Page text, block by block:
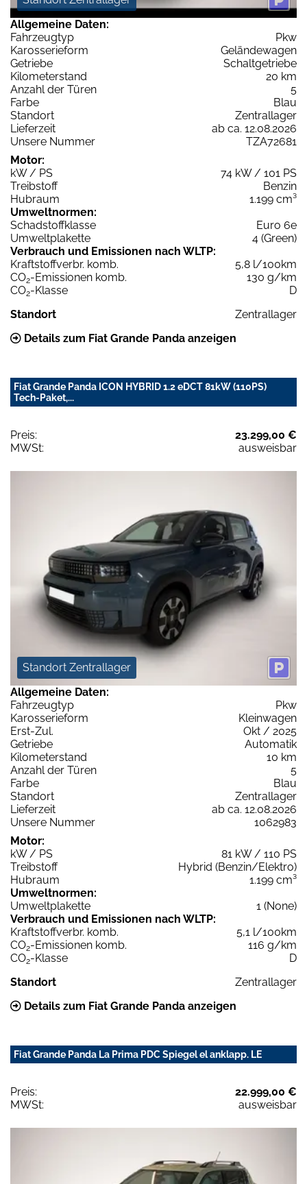
Allgemeine Daten:
Fahrzeugtyp
Pkw
Karosserieform
Geländewagen
Getriebe
Schaltgetriebe
Kilometerstand
20 km
Anzahl der Türen
5
Farbe
Blau
Standort
Zentrallager
Lieferzeit
ab ca. 12.08.2026
Unsere Nummer
TZA72681
Motor:
kW / PS
74 kW / 101 PS
Treibstoff
Benzin
Hubraum
1.199 cm³
Umweltnormen:
Schadstoffklasse
Euro 6e
Umweltplakette
4 (Green)
Verbrauch und Emissionen nach WLTP:
Kraftstoffverbr. komb.
5,8 l/100km
CO2-Emissionen komb.
130 g/km
CO2-Klasse
D
Standort
Zentrallager
Details zum Fiat Grande Panda anzeigen
Fiat Grande Panda ICON HYBRID 1.2 eDCT 81kW (110PS)
Tech-Paket,...
Preis:
23.299,00 €
MWSt:
ausweisbar
Standort Zentrallager
Allgemeine Daten:
Fahrzeugtyp
Pkw
Karosserieform
Kleinwagen
Erst-Zul.
Okt / 2025
Getriebe
Automatik
Kilometerstand
10 km
Anzahl der Türen
5
Farbe
Blau
Standort
Zentrallager
Lieferzeit
ab ca. 12.08.2026
Unsere Nummer
1062983
Motor:
kW / PS
81 kW / 110 PS
Treibstoff
Hybrid (Benzin/Elektro)
Hubraum
1.199 cm³
Umweltnormen:
Umweltplakette
1 (None)
Verbrauch und Emissionen nach WLTP:
Kraftstoffverbr. komb.
5,1 l/100km
CO2-Emissionen komb.
116 g/km
CO2-Klasse
D
Standort
Zentrallager
Details zum Fiat Grande Panda anzeigen
Fiat Grande Panda La Prima PDC Spiegel el anklapp. LE
Preis:
22.999,00 €
MWSt:
ausweisbar